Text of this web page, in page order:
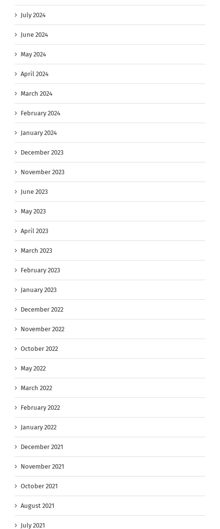
July 2024
June 2024
May 2024
April 2024
March 2024
February 2024
January 2024
December 2023
November 2023
June 2023
May 2023
April 2023
March 2023
February 2023
January 2023
December 2022
November 2022
October 2022
May 2022
March 2022
February 2022
January 2022
December 2021
November 2021
October 2021
August 2021
July 2021